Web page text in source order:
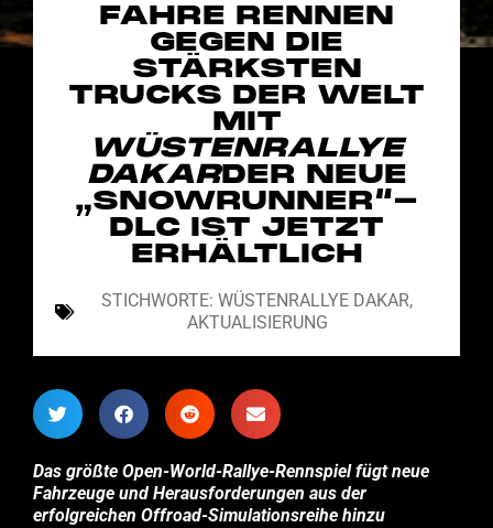
FAHRE RENNEN
GEGEN DIE
STÄRKSTEN
TRUCKS DER WELT
MIT
WÜSTENRALLYE
DAKARDER NEUE
„SNOWRUNNER“-
DLC IST JETZT
ERHÄLTLICH
STICHWORTE: WÜSTENRALLYE DAKAR,
AKTUALISIERUNG
Das größte Open-World-Rallye-Rennspiel fügt neue
Fahrzeuge und Herausforderungen aus der
erfolgreichen Offroad-Simulationsreihe hinzu